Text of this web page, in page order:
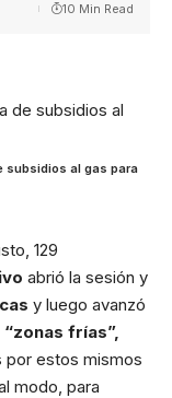
10 Min Read
subsidios al gas para
129
abrió la sesión y
y luego avanzó
“zonas frías”,
por estos mismos
modo, para